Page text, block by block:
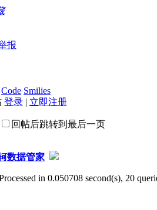
报
Code Smilies
登录 | 立即注册
回帖后跳转到最后一页
数据管家
in 0.050708 second(s), 20